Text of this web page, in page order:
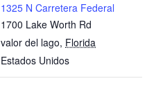
1325 N Carretera Federal
1700 Lake Worth Rd
valor del lago, Florida
Estados Unidos